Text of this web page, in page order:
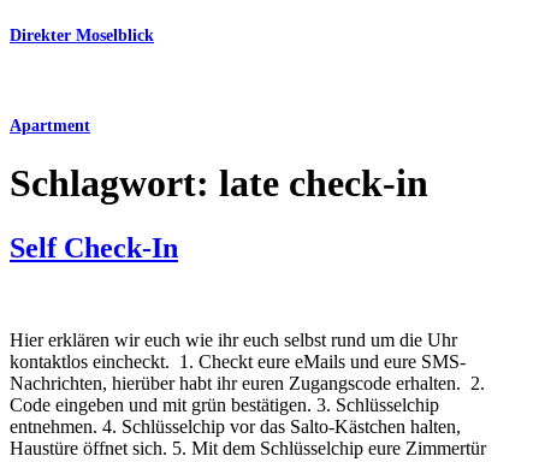
Direkter Moselblick
Apartment
Schlagwort: late check-in
Self Check-In
Hier erklären wir euch wie ihr euch selbst rund um die Uhr
kontaktlos eincheckt. 1. Checkt eure eMails und eure SMS-
Nachrichten, hierüber habt ihr euren Zugangscode erhalten. 2.
Code eingeben und mit grün bestätigen. 3. Schlüsselchip
entnehmen. 4. Schlüsselchip vor das Salto-Kästchen halten,
Haustüre öffnet sich. 5. Mit dem Schlüsselchip eure Zimmertür